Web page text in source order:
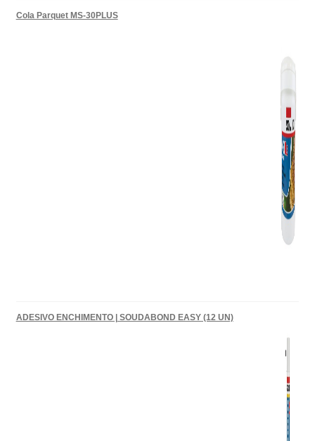
Cola Parquet MS-30PLUS
ADESIVO ENCHIMENTO | SOUDABOND EASY (12 UN)